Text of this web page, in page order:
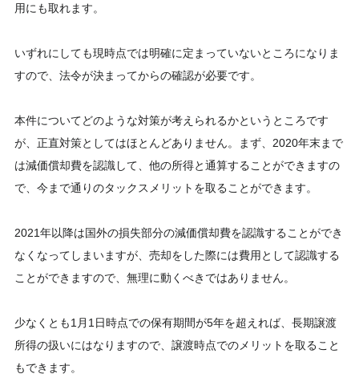
用にも取れます。
いずれにしても現時点では明確に定まっていないところになりま
すので、法令が決まってからの確認が必要です。
本件についてどのような対策が考えられるかというところです
が、正直対策としてはほとんどありません。まず、2020年末まで
は減価償却費を認識して、他の所得と通算することができますの
で、今まで通りのタックスメリットを取ることができます。
2021年以降は国外の損失部分の減価償却費を認識することができ
なくなってしまいますが、売却をした際には費用として認識する
ことができますので、無理に動くべきではありません。
少なくとも1月1日時点での保有期間が5年を超えれば、長期譲渡
所得の扱いにはなりますので、譲渡時点でのメリットを取ること
もできます。